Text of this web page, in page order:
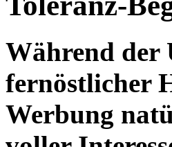
Während der
fernöstlicher
Werbung